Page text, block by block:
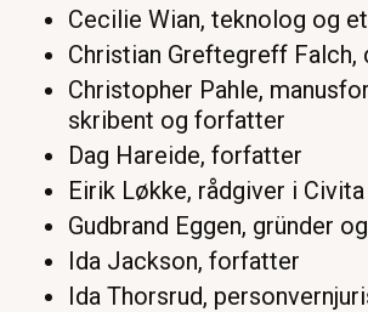
Cecilie Wian, teknolog og
Christian Greftegreff Falch,
Christopher Pahle,
skribent og forfatter
Dag Hareide, forfatter
Eirik Løkke, rådgiver i Civita
Gudbrand Eggen, gründer
Ida Jackson, forfatter
Ida Thorsrud,